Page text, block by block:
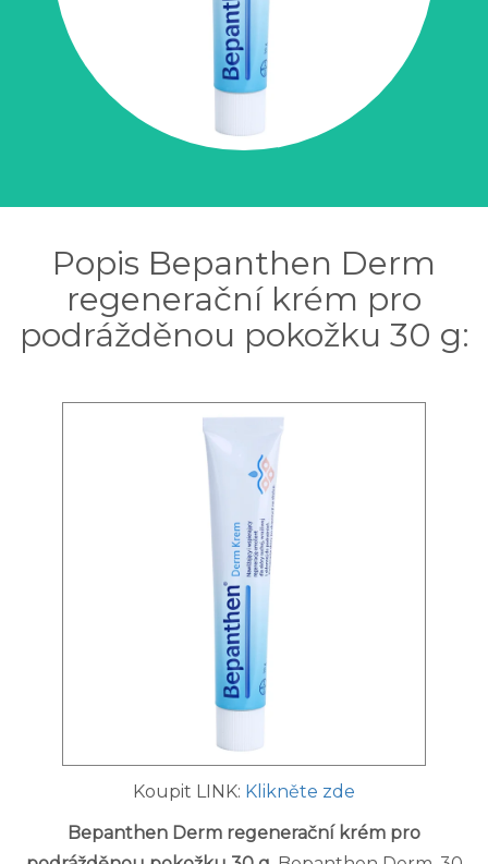
Popis Bepanthen Derm
regenerační krém pro
podrážděnou pokožku 30 g:
Koupit LINK: Klikněte zde
Bepanthen Derm regenerační krém pro